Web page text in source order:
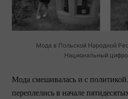
Мода в Польской Народной
Национальный
Мода смешивалась и с
переплелись в начале